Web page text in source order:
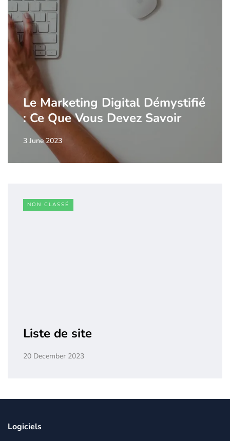
Le Marketing Digital Démystifié
: Ce Que Vous Devez Savoir
3 June 2023
NON CLASSÉ
Liste de site
20 December 2023
Logiciels